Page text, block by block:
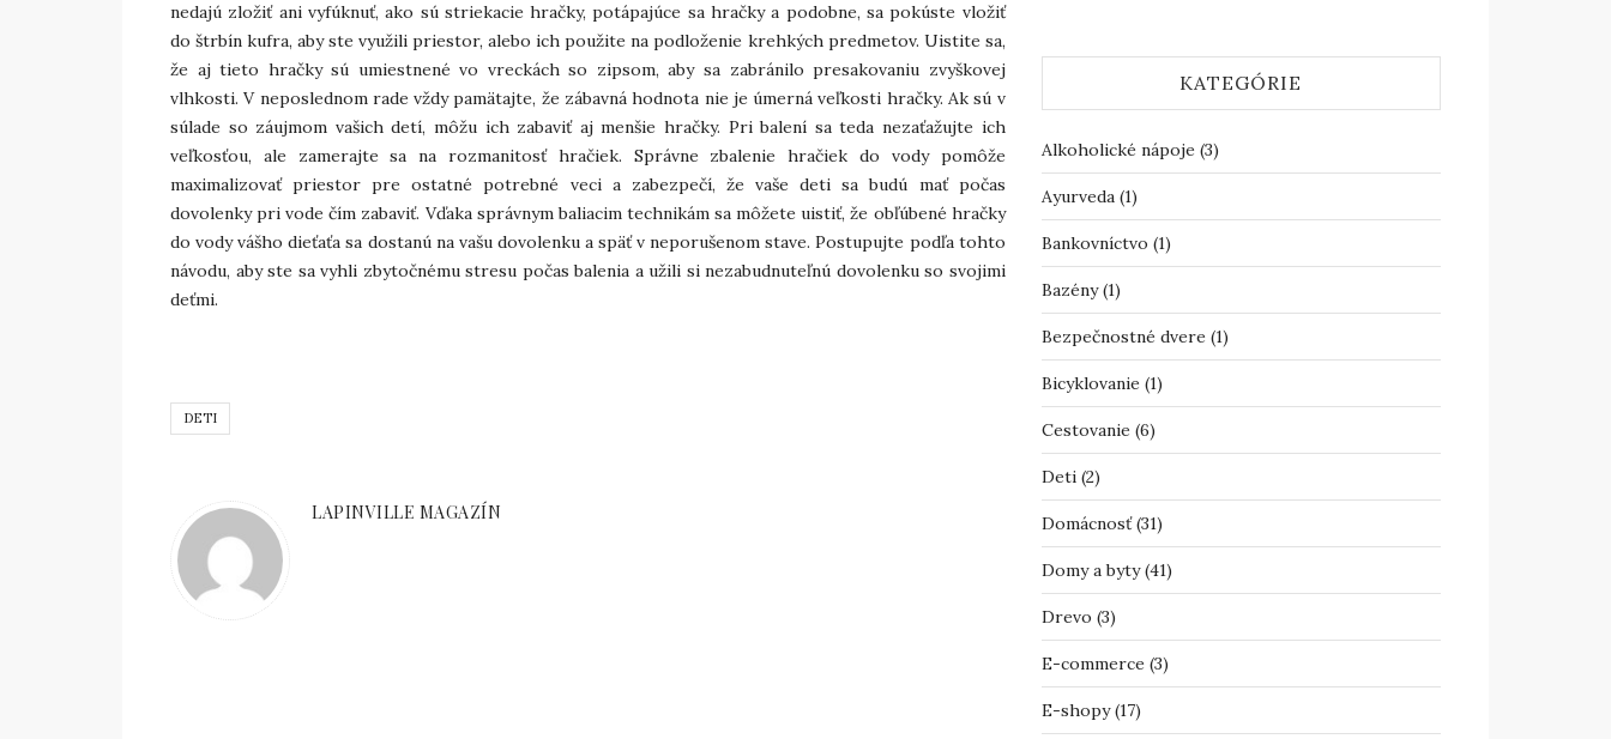
nedajú zložiť ani vyfúknuť, ako sú striekacie hračky, potápajúce sa hračky a podobne, sa pokúste vložiť
do štrbín kufra, aby ste využili priestor, alebo ich použite na podloženie krehkých predmetov. Uistite sa,
že aj tieto hračky sú umiestnené vo vreckách so zipsom, aby sa zabránilo presakovaniu zvyškovej
vlhkosti. V neposlednom rade vždy pamätajte, že zábavná hodnota nie je úmerná veľkosti hračky. Ak sú v
súlade so záujmom vašich detí, môžu ich zabaviť aj menšie hračky. Pri balení sa teda nezaťažujte ich
veľkosťou, ale zamerajte sa na rozmanitosť hračiek. Správne zbalenie hračiek do vody pomôže
maximalizovať priestor pre ostatné potrebné veci a zabezpečí, že vaše deti sa budú mať počas
dovolenky pri vode čím zabaviť. Vďaka správnym baliacim technikám sa môžete uistiť, že obľúbené hračky
do vody vášho dieťaťa sa dostanú na vašu dovolenku a späť v neporušenom stave. Postupujte podľa tohto
návodu, aby ste sa vyhli zbytočnému stresu počas balenia a užili si nezabudnuteľnú dovolenku so svojimi
deťmi.
DETI
LAPINVILLE MAGAZÍN
KATEGÓRIE
Alkoholické nápoje (3)
Ayurveda(1)
Bankovníctvo (1)
Bazény(1)
Bezpečnostné dvere (1)
Bicyklovanie (1)
Cestovanie (6)
Deti(2)
Domácnosť(31)
Domy a byty(41)
Drevo (3)
E-commerce (3)
E-shopy(17)